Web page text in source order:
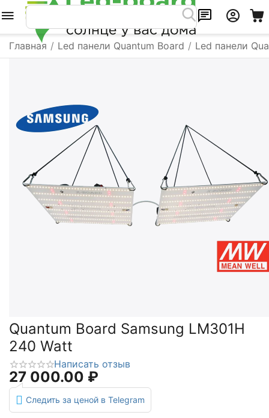
Главная / Led панели Quantum Board / Led панели
Quantum Board Samsung LM301H
240 Watt
Написать отзыв
27 000.00 ₽
Следить за ценой в Telegram